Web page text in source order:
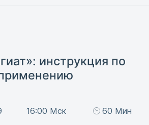
инструкция по
16:00 Мск 60 Мин